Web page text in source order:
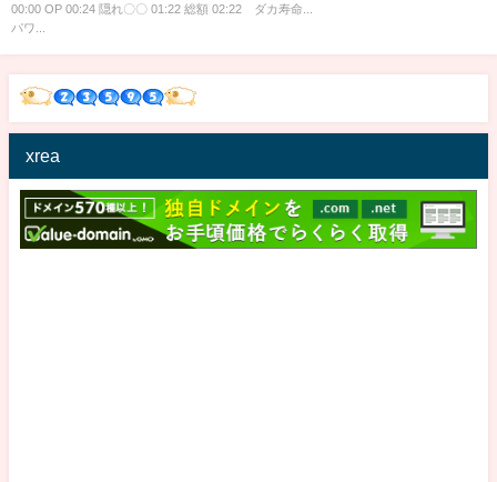
(YouTube)」
00:00 OP 00:24 隠れ〇〇 01:22 総額 02:22
パワ...
ダカ寿命...
xrea